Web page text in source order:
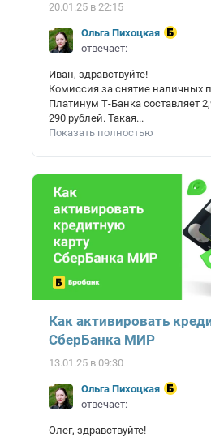
20.01.25 в 22:15
Ольга Пихоцкая
отвечает:
Иван, здравствуйте!
Комиссия за снятие наличных
Платинум Т-Банка составляет
290 рублей. Такая...
Показать полностью
Как активировать
СберБанка МИР
13.01.25 в 09:30
Ольга Пихоцкая
отвечает:
Олег, здравствуйте!